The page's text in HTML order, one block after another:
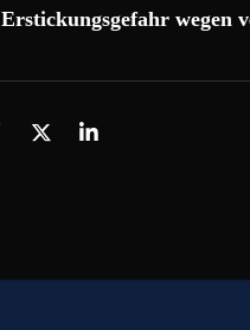
Erstickungsgefahr wegen
T
T